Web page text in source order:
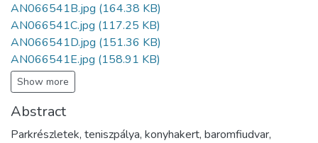
AN066541B.jpg (164.38 KB)
AN066541C.jpg (117.25 KB)
AN066541D.jpg (151.36 KB)
AN066541E.jpg (158.91 KB)
Show more
Abstract
Parkrészletek, teniszpálya, konyhakert, baromfiudvar,